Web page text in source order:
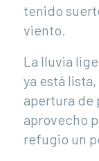
tenido
viento.
La lluvia
ya está
apertura de
aprovecho
refugio un